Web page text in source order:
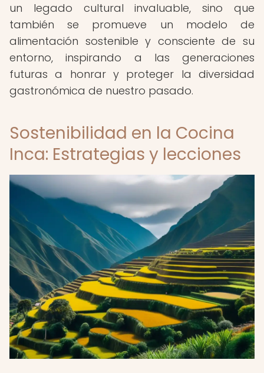
un legado cultural invaluable, sino que
también se promueve un modelo de
alimentación sostenible y consciente de su
entorno, inspirando a las generaciones
futuras a honrar y proteger la diversidad
gastronómica de nuestro pasado.
Sostenibilidad en la Cocina
Inca: Estrategias y lecciones